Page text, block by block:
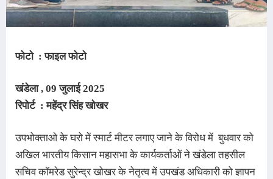
फोटो : फाइल फोटो
खंडेला , 09 जुलाई 2025
रिपोर्ट : महेंद्र सिंह खोखर
उपभोक्ताओ के घरो में स्मार्ट मीटर लगाए जाने के विरोध में बुधवार को
अखिल भारतीय किसान महासभा के कार्यकर्ताओं ने खंडेला तहसील
सचिव कॉमरेड सुरेन्द्र खोखर के नेतृत्व में उपखंड अधिकारी को ज्ञापन